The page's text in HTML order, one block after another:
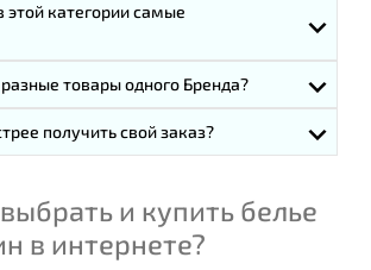
этой категории самые
товары одного Бренда?
получить свой заказ?
и купить белье
в интернете?